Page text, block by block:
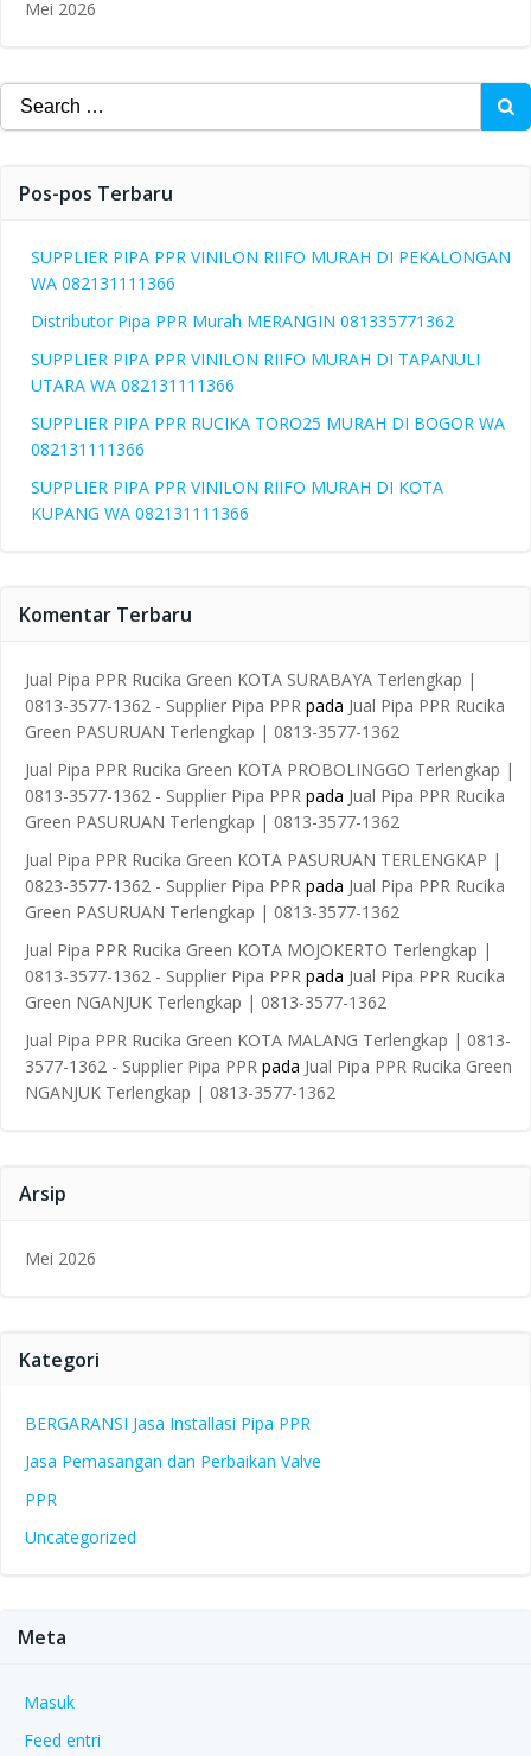
Mei 2026
Search
for:
Pos-pos Terbaru
SUPPLIER PIPA PPR VINILON RIIFO MURAH DI PEKALONGAN
WA 082131111366
Distributor Pipa PPR Murah MERANGIN 081335771362
SUPPLIER PIPA PPR VINILON RIIFO MURAH DI TAPANULI
UTARA WA 082131111366
SUPPLIER PIPA PPR RUCIKA TORO25 MURAH DI BOGOR WA
082131111366
SUPPLIER PIPA PPR VINILON RIIFO MURAH DI KOTA
KUPANG WA 082131111366
Komentar Terbaru
Jual Pipa PPR Rucika Green KOTA SURABAYA Terlengkap |
0813-3577-1362 - Supplier Pipa PPR pada Jual Pipa PPR Rucika
Green PASURUAN Terlengkap | 0813-3577-1362
Jual Pipa PPR Rucika Green KOTA PROBOLINGGO Terlengkap |
0813-3577-1362 - Supplier Pipa PPR pada Jual Pipa PPR Rucika
Green PASURUAN Terlengkap | 0813-3577-1362
Jual Pipa PPR Rucika Green KOTA PASURUAN TERLENGKAP |
0823-3577-1362 - Supplier Pipa PPR pada Jual Pipa PPR Rucika
Green PASURUAN Terlengkap | 0813-3577-1362
Jual Pipa PPR Rucika Green KOTA MOJOKERTO Terlengkap |
0813-3577-1362 - Supplier Pipa PPR pada Jual Pipa PPR Rucika
Green NGANJUK Terlengkap | 0813-3577-1362
Jual Pipa PPR Rucika Green KOTA MALANG Terlengkap | 0813-
3577-1362 - Supplier Pipa PPR pada Jual Pipa PPR Rucika Green
NGANJUK Terlengkap | 0813-3577-1362
Arsip
Mei 2026
Kategori
BERGARANSI Jasa Installasi Pipa PPR
Jasa Pemasangan dan Perbaikan Valve
PPR
Uncategorized
Meta
Masuk
Feed entri